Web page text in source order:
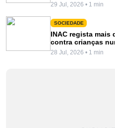
29 Jul, 2026 • 1 min
SOCIEDADE
INAC regista mais
contra crianças
28 Jul, 2026 • 1 min